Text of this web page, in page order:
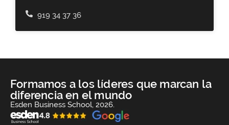
919 34 37 36
Formamos a los líderes que marcan la
diferencia en el mundo
Esden Business School, 2026.